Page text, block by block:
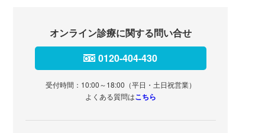
オンライン診療に関する問い合せ
0120-404-430
受付時間：10:00～18:00（平日・土日祝営業）
よくある質問はこちら